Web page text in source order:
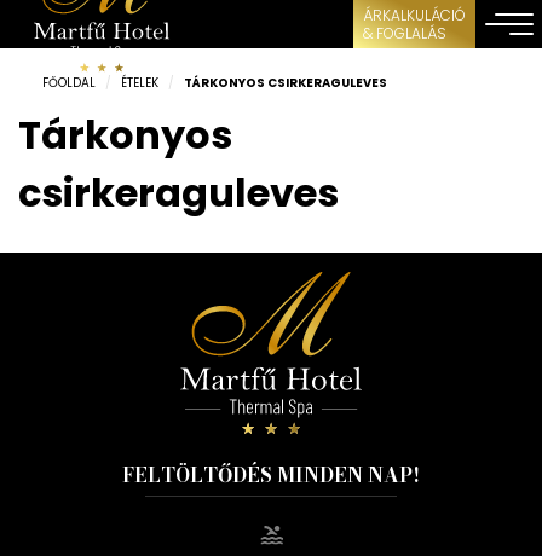
ÁRKALKULÁCIÓ
& FOGLALÁS
FŐOLDAL / ÉTELEK / TÁRKONYOS CSIRKERAGULEVES
Tárkonyos
csirkeraguleves
FELTÖLTŐDÉS MINDEN NAP!